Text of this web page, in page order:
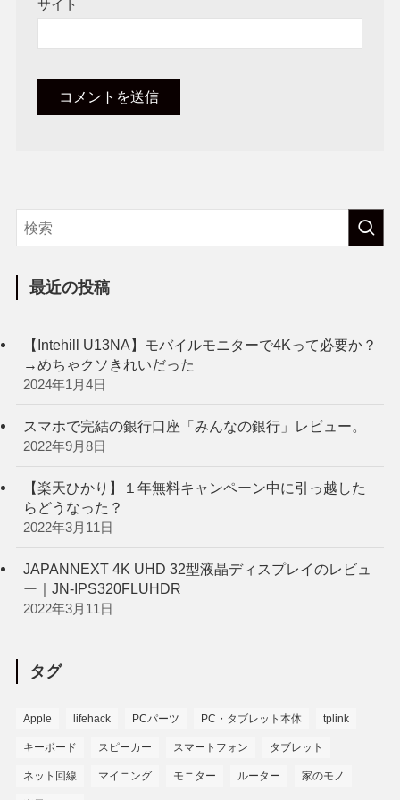
サイト
最近の投稿
【Intehill U13NA】モバイルモニターで4Kって必要か？
→めちゃクソきれいだった
2024年1月4日
スマホで完結の銀行口座「みんなの銀行」レビュー。
2022年9月8日
【楽天ひかり】１年無料キャンペーン中に引っ越した
らどうなった？
2022年3月11日
JAPANNEXT 4K UHD 32型液晶ディスプレイのレビュ
ー｜JN-IPS320FLUHDR
2022年3月11日
タグ
Apple lifehack PCパーツ PC・タブレット本体 tplink
キーボード スピーカー スマートフォン タブレット
ネット回線 マイニング モニター ルーター 家のモノ